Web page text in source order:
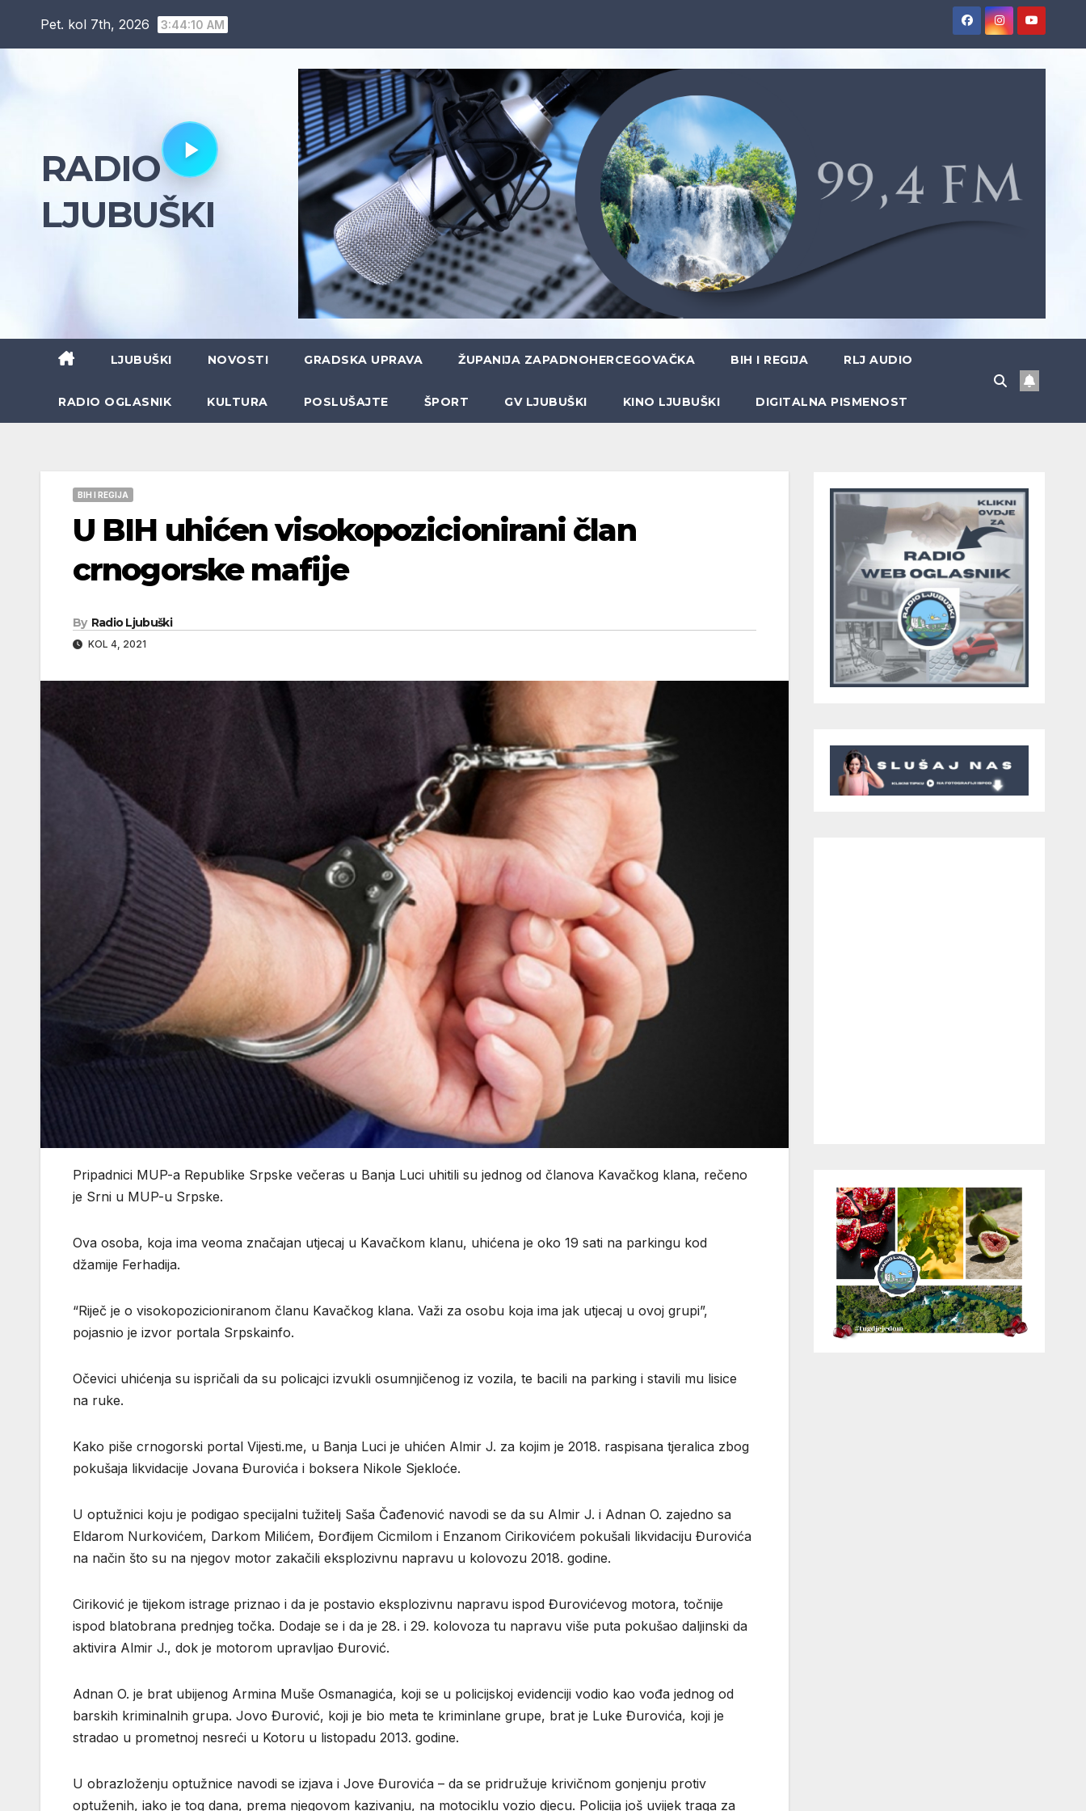
Pet. kol 7th, 2026 3:44:11 AM
RADIO
LJUBUŠKI
LJUBUŠKI NOVOSTI GRADSKA UPRAVA ŽUPANIJA ZAPADNOHERCEGOVAČKA BIH I REGIJA RLJ AUDIO
RADIO OGLASNIK KULTURA POSLUŠAJTE ŠPORT GV LJUBUŠKI KINO LJUBUŠKI DIGITALNA PISMENOST
BIH I REGIJA
U BIH uhićen visokopozicionirani član
crnogorske mafije
By Radio Ljubuški
KOL 4, 2021
Pripadnici MUP-a Republike Srpske večeras u Banja Luci uhitili su jednog od članova Kavačkog klana, rečeno
je Srni u MUP-u Srpske.
Ova osoba, koja ima veoma značajan utjecaj u Kavačkom klanu, uhićena je oko 19 sati na parkingu kod
džamije Ferhadija.
“Riječ je o visokopozicioniranom članu Kavačkog klana. Važi za osobu koja ima jak utjecaj u ovoj grupi”,
pojasnio je izvor portala Srpskainfo.
Očevici uhićenja su ispričali da su policajci izvukli osumnjičenog iz vozila, te bacili na parking i stavili mu lisice
na ruke.
Kako piše crnogorski portal Vijesti.me, u Banja Luci je uhićen Almir J. za kojim je 2018. raspisana tjeralica zbog
pokušaja likvidacije Jovana Đurovića i boksera Nikole Sjekloće.
U optužnici koju je podigao specijalni tužitelj Saša Čađenović navodi se da su Almir J. i Adnan O. zajedno sa
Eldarom Nurkovićem, Darkom Milićem, Đorđijem Cicmilom i Enzanom Cirikovićem pokušali likvidaciju Đurovića
na način što su na njegov motor zakačili eksplozivnu napravu u kolovozu 2018. godine.
Ciriković je tijekom istrage priznao i da je postavio eksplozivnu napravu ispod Đurovićevog motora, točnije
ispod blatobrana prednjeg točka. Dodaje se i da je 28. i 29. kolovoza tu napravu više puta pokušao daljinski da
aktivira Almir J., dok je motorom upravljao Đurović.
Adnan O. je brat ubijenog Armina Muše Osmanagića, koji se u policijskoj evidenciji vodio kao vođa jednog od
barskih kriminalnih grupa. Jovo Đurović, koji je bio meta te kriminlane grupe, brat je Luke Đurovića, koji je
stradao u prometnoj nesreći u Kotoru u listopadu 2013. godine.
U obrazloženju optužnice navodi se izjava i Jove Đurovića – da se pridružuje krivičnom gonjenju protiv
optuženih, iako je tog dana, prema njegovom kazivanju, na motociklu vozio djecu. Policija još uvijek traga za